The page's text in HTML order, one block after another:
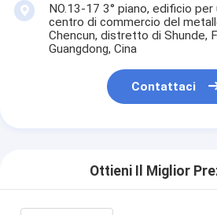
NO.13-17 3° piano, edificio
centro di commercio del
Chencun, distretto di Shunde,
Guangdong, Cina
Contattaci
Ottieni Il Miglior